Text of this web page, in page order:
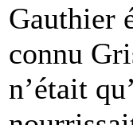
Gauthier
connu
n’était